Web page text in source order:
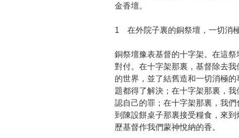
金香壇。
1 在外院子裏的銅祭壇，一切消
銅祭壇豫表基督的十字架。在這
對付。在十字架那裏，基督除去
的世界，並了結舊造和一切消極
題都得了解決；在十字架那裏，
認自己的罪；在十字架那裏，我
到陳設餅桌子那裏接受糧食，來
歷基督作我們蒙神悅納的香。